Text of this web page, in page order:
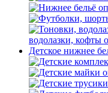
водолазки, кофты
Детское нижнее